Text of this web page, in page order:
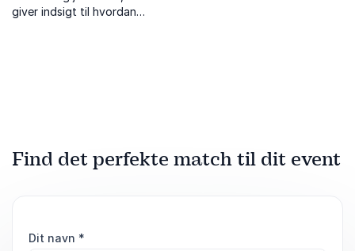
giver indsigt til hvordan
Find det perfekte match til dit event
Dit navn *